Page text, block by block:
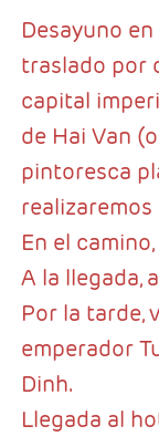
Desayuno
traslado por
capital
de Hai Van
pintoresca
En el
A la llegada,
Por la tarde,
emperador
Dinh.
Llegada al